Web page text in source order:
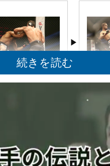
てしまった
戦士の剛腕に崩れる瞬間